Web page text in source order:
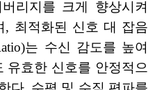
리지를 크게 향상시켜
, 최적화된 신호 대 잡음
는 수신 감도를 높여
유효한 신호를 안정적으